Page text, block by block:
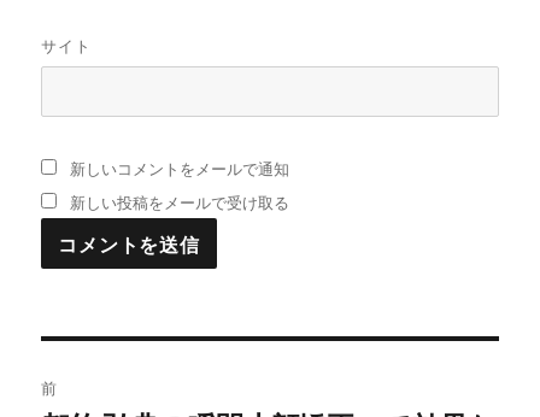
サイト
新しいコメントをメールで通知
新しい投稿をメールで受け取る
前